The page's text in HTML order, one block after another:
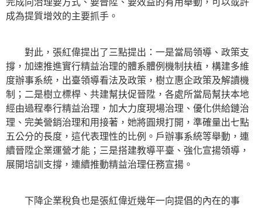
成為提質增效的主要抓手。
對此，張紅偉提出了三點提出：一是當局領導、政策支
撐，加速推進實行精益治理的體系體例機制扶植，構建多維
度辦事系統，出臺領導看法及政策，樹立惠企政策及解讀機
制；二是樹立標桿、共建幫扶促晉陞，各處所當局幫扶本地
經由過程奉行精益治理，加大力度現場治理、優化供給鏈治
理、完美營銷治理和用接著，她將圓規打開，準確量出七點
五公分的長度，這代表理性的比例。戶辦事系統等舉動，連
續晉陞企業運營才能；三是搭建教導平臺、強化宣揚領導，
展開培訓支撐，連續推動精益治理任務宣揚。
下降企業稅負也是張紅偉近幾年一向提倡的內在的事